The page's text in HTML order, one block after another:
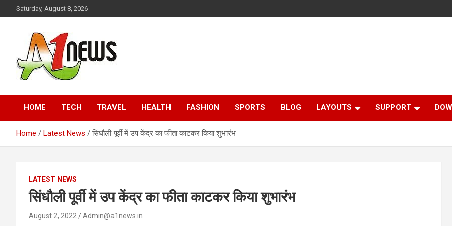
to
Saturday, August 8, 2026
A1news.in
HOME TECH TRAVEL HEALTH FASHION SPORTS BLOG LAYOUTS SUPPORT
Home Latest News सिंधौली पूर्वी में उप केंद्र का फीता काटकर किया शुभारंभ
LATEST NEWS
सिंधौली पूर्वी में उप केंद्र का फीता काटकर किया शुभारंभ
August 2, 2022 Admin@a1news.in